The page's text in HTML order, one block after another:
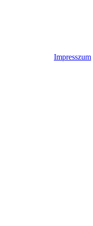
Impresszum